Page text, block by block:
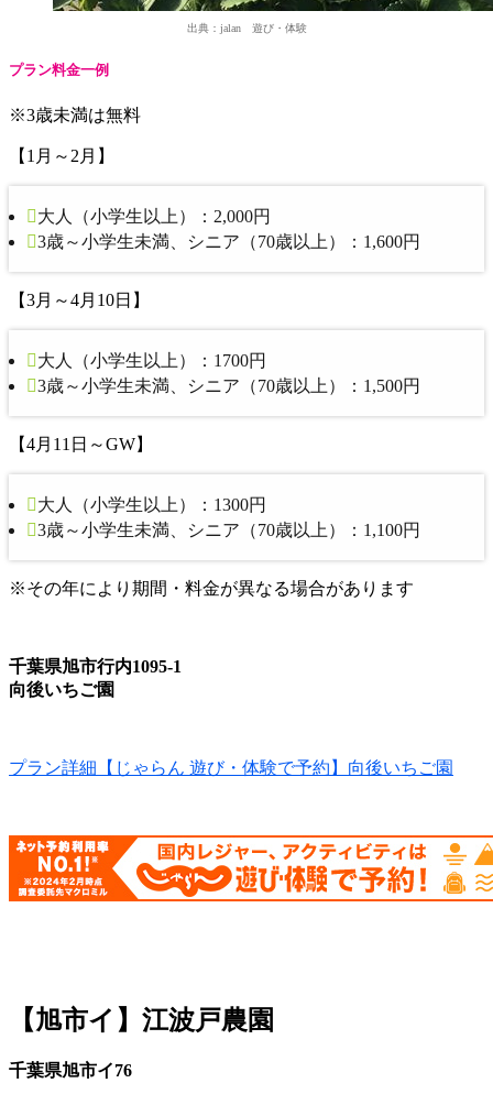
出典：jalan 遊び・体験
プラン料金一例
※3歳未満は無料
【1月～2月】
大人（小学生以上）：2,000円
3歳～小学生未満、シニア（70歳以上）：1,600円
【3月～4月10日】
大人（小学生以上）：1700円
3歳～小学生未満、シニア（70歳以上）：1,500円
【4月11日～GW】
大人（小学生以上）：1300円
3歳～小学生未満、シニア（70歳以上）：1,100円
※その年により期間・料金が異なる場合があります
千葉県旭市行内1095‐1
向後いちご園
プラン詳細【じゃらん 遊び・体験で予約】向後いちご園
【旭市イ】江波戸農園
千葉県旭市イ76